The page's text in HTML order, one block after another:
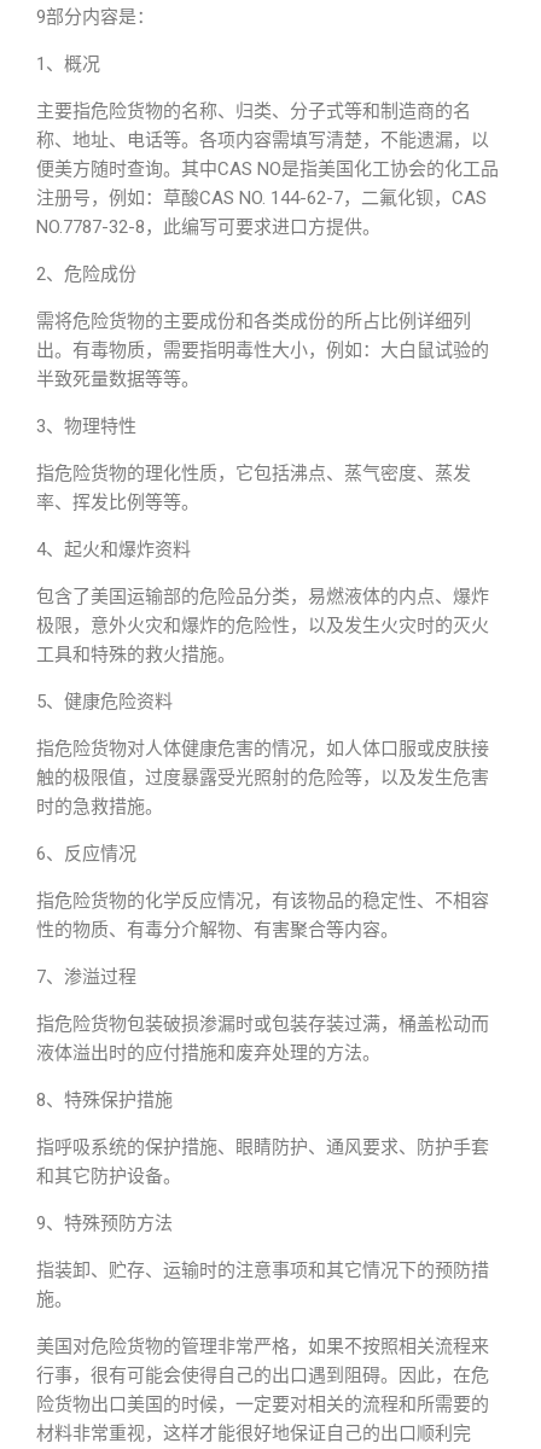
9部分内容是：
1、概况
主要指危险货物的名称、归类、分子式等和制造商的名
称、地址、电话等。各项内容需填写清楚，不能遗漏，以
便美方随时查询。其中CAS NO是指美国化工协会的化工品
注册号，例如：草酸CAS NO. 144-62-7，二氟化钡，CAS
NO.7787-32-8，此编写可要求进口方提供。
2、危险成份
需将危险货物的主要成份和各类成份的所占比例详细列
出。有毒物质，需要指明毒性大小，例如：大白鼠试验的
半致死量数据等等。
3、物理特性
指危险货物的理化性质，它包括沸点、蒸气密度、蒸发
率、挥发比例等等。
4、起火和爆炸资料
包含了美国运输部的危险品分类，易燃液体的内点、爆炸
极限，意外火灾和爆炸的危险性，以及发生火灾时的灭火
工具和特殊的救火措施。
5、健康危险资料
指危险货物对人体健康危害的情况，如人体口服或皮肤接
触的极限值，过度暴露受光照射的危险等，以及发生危害
时的急救措施。
6、反应情况
指危险货物的化学反应情况，有该物品的稳定性、不相容
性的物质、有毒分介解物、有害聚合等内容。
7、渗溢过程
指危险货物包装破损渗漏时或包装存装过满，桶盖松动而
液体溢出时的应付措施和废弃处理的方法。
8、特殊保护措施
指呼吸系统的保护措施、眼睛防护、通风要求、防护手套
和其它防护设备。
9、特殊预防方法
指装卸、贮存、运输时的注意事项和其它情况下的预防措
施。
美国对危险货物的管理非常严格，如果不按照相关流程来
行事，很有可能会使得自己的出口遇到阻碍。因此，在危
险货物出口美国的时候，一定要对相关的流程和所需要的
材料非常重视，这样才能很好地保证自己的出口顺利完